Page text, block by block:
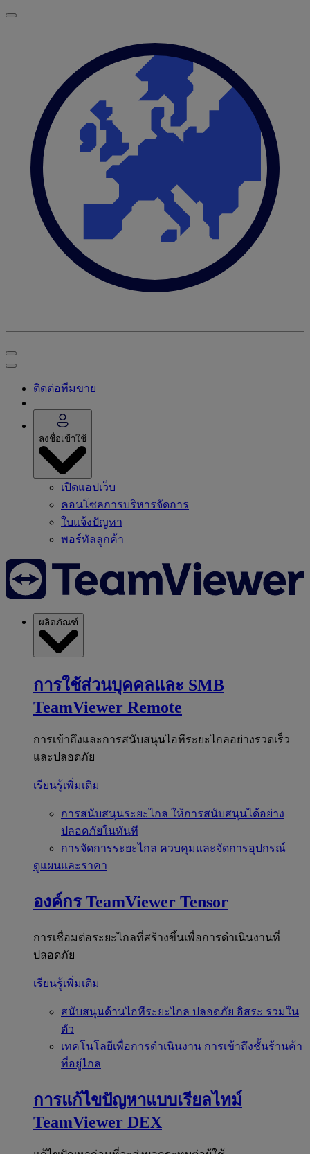
ติดต่อทีมขาย
ลงชื่อเข้าใช้
เปิดแอปเว็บ
คอนโซลการบริหารจัดการ
ใบแจ้งปัญหา
พอร์ทัลลูกค้า
ผลิตภัณฑ์
การใช้ส่วนบุคคลและ SMB
TeamViewer Remote
การเข้าถึงและการสนับสนุนไอทีระยะไกลอย่างรวดเร็ว
และปลอดภัย
เรียนรู้เพิ่มเติม
การสนับสนุนระยะไกล ให้การสนับสนุนได้อย่าง
ปลอดภัยในทันที
การจัดการระยะไกล ควบคุมและจัดการอุปกรณ์
ดูแผนและราคา
องค์กร TeamViewer Tensor
การเชื่อมต่อระยะไกลที่สร้างขึ้นเพื่อการดำเนินงานที่
ปลอดภัย
เรียนรู้เพิ่มเติม
สนับสนุนด้านไอทีระยะไกล ปลอดภัย อิสระ รวมใน
ตัว
เทคโนโลยีเพื่อการดำเนินงาน การเข้าถึงชั้นร้านค้า
ที่อยู่ไกล
การแก้ไขปัญหาแบบเรียลไทม์
TeamViewer DEX